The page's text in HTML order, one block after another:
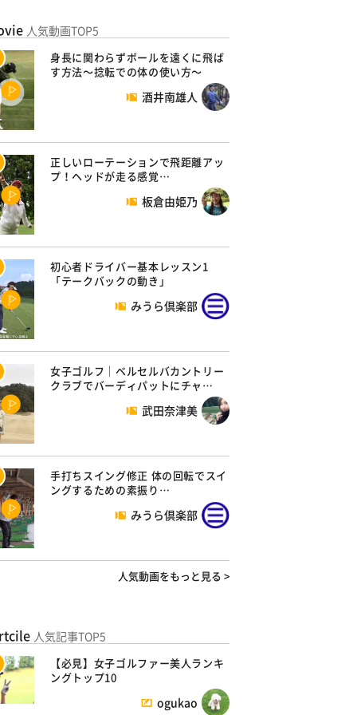
人気動画TOP5
身長に関わらずボールを遠くに飛ば
す方法～捻転での体の使い方～
酒井南雄人
正しいローテーションで飛距離アッ
プ！ヘッドが走る感覚…
板倉由姫乃
初心者ドライバー基本レッスン1
「テークバックの動き」
みうら倶楽部
女子ゴルフ｜ベルセルバカントリー
クラブでバーディパットにチャ…
武田奈津美
手打ちスイング修正 体の回転でスイ
ングするための素振り…
みうら倶楽部
人気動画をもっと見る >
人気記事TOP5
【必見】女子ゴルファー美人ランキ
ングトップ10
ogukao